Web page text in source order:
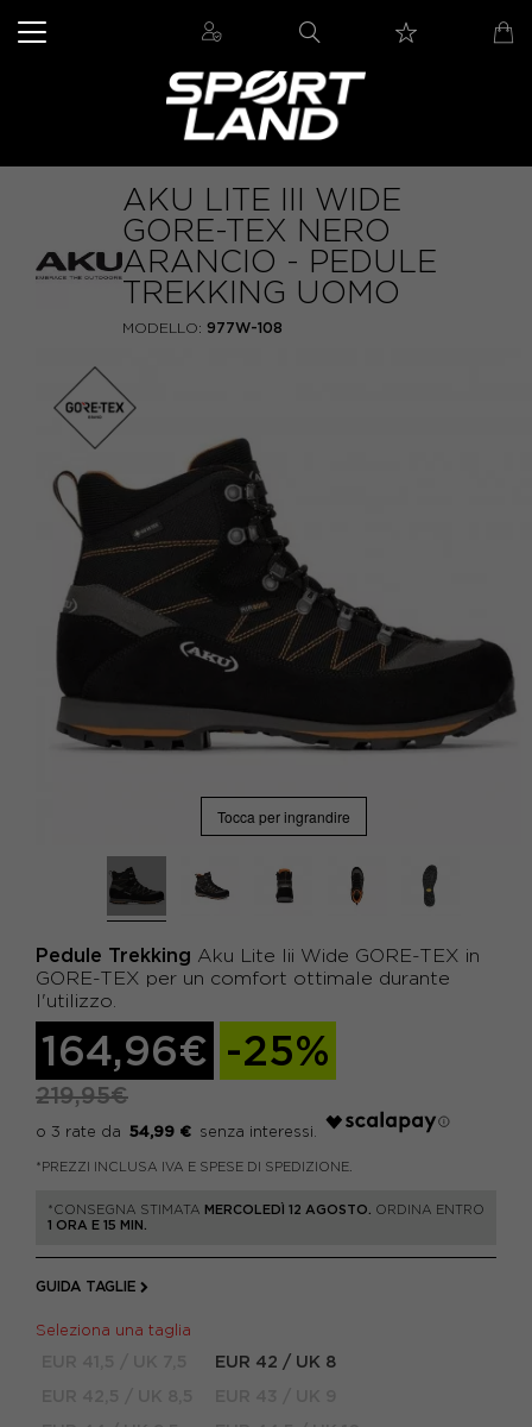
AKU LITE III WIDE
GORE-TEX NERO
ARANCIO - PEDULE
TREKKING UOMO
MODELLO: 977W-108
Tocca per ingrandire
Pedule Trekking Aku Lite Iii Wide GORE-TEX in
GORE-TEX per un comfort ottimale durante
l'utilizzo.
164,96€ -25%
219,95€
54,99 €
*PREZZI INCLUSA IVA E SPESE DI SPEDIZIONE.
*CONSEGNA STIMATA MERCOLEDÌ 12 AGOSTO.
ORDINA ENTRO
1 ORA E 15 MIN.
GUIDA TAGLIE
Seleziona una taglia
EUR 42 / UK 8